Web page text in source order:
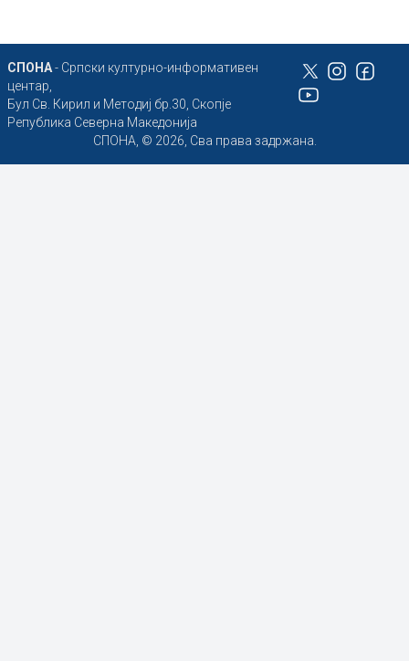
СПОНА- Српски културно-информативен
центар,
Бул Св. Кирил и Методиј бр.30, Скопје
Република Северна Македонија
СПОНА, © 2026, Сва права задржана.